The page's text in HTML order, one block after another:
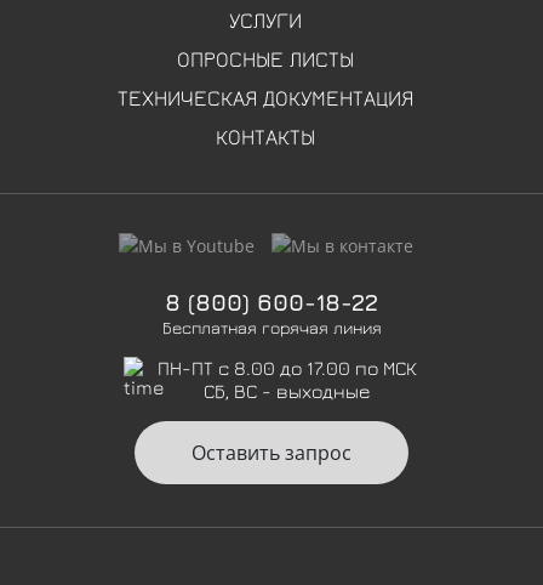
УСЛУГИ
ОПРОСНЫЕ ЛИСТЫ
ТЕХНИЧЕСКАЯ ДОКУМЕНТАЦИЯ
КОНТАКТЫ
8 (800) 600-18-22
Бесплатная горячая линия
ПН-ПТ с 8.00 до 17.00 по МСК
СБ, ВС - выходные
Оставить запрос